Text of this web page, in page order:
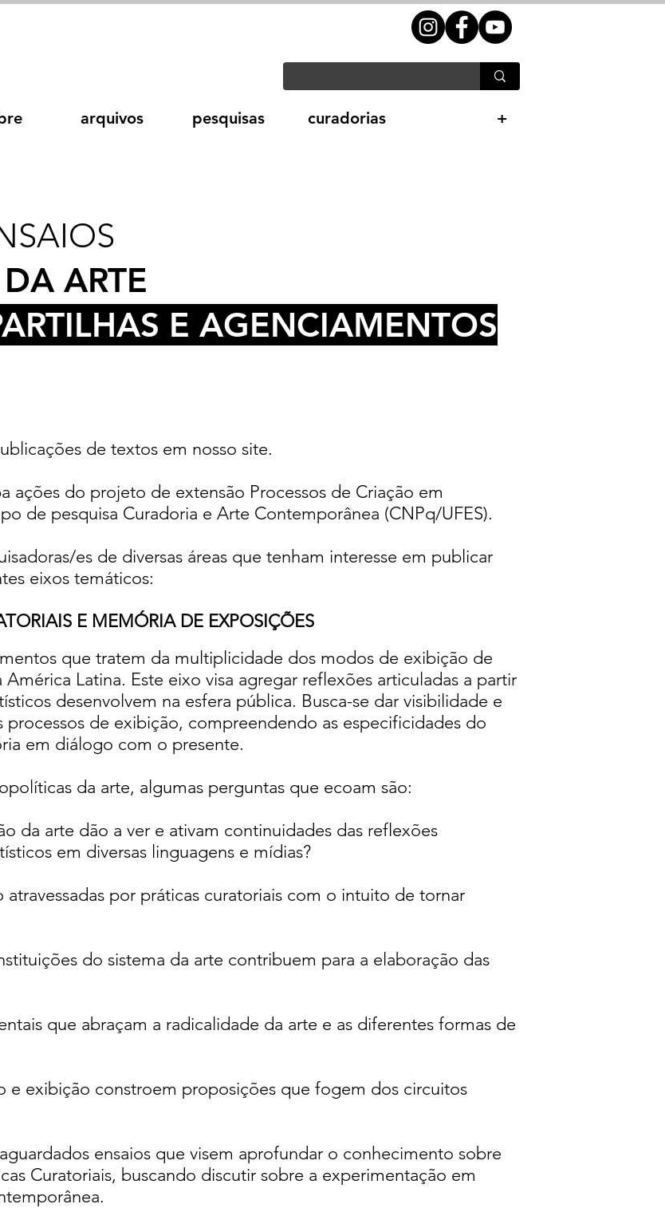
arquivos pesquisas curadorias +
ARTE
E AGENCIAMENTOS
de textos em nosso site.
ações do projeto de extensão Processos de Criação em
de pesquisa Curadoria e Arte Contemporânea (CNPq/UFES).
es de diversas áreas que tenham interesse em publicar
eixos temáticos:
E MEMÓRIA DE EXPOSIÇÕES
que tratem da multiplicidade dos modos de exibição de
Latina. Este eixo visa agregar reflexões articuladas a partir
desenvolvem na esfera pública. Busca-se dar visibilidade e
processos de exibição, compreendendo as especificidades do
em diálogo com o presente.
da arte, algumas perguntas que ecoam são:
da arte dão a ver e ativam continuidades das reflexões
em diversas linguagens e mídias?
atravessadas por práticas curatoriais com o intuito de tornar
do sistema da arte contribuem para a elaboração das
que abraçam a radicalidade da arte e as diferentes formas de
e exibição constroem proposições que fogem dos circuitos
ensaios que visem aprofundar o conhecimento sobre
Curatoriais, buscando discutir sobre a experimentação em